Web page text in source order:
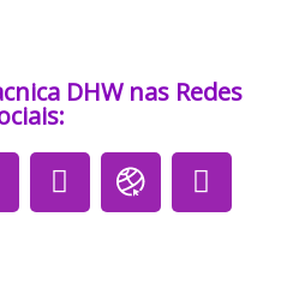
DHW nas Redes